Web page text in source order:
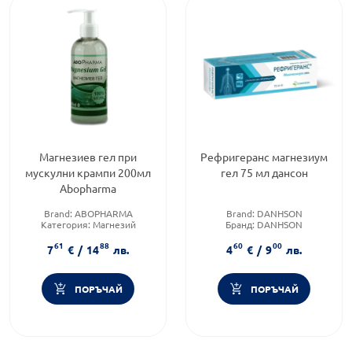
Магнезиев гел при
мускулни крампи 200мл
Abopharma
Brand: ABOPHARMA
Категория: Магнезий
761 € / 1488 лв.
ПОРЪЧАЙ
Рефригеранс магнезиум
гел 75 мл дансон
Brand: DANHSON
Бранд: DANHSON
ставни болки
460 € / 900 лв.
ПОРЪЧАЙ